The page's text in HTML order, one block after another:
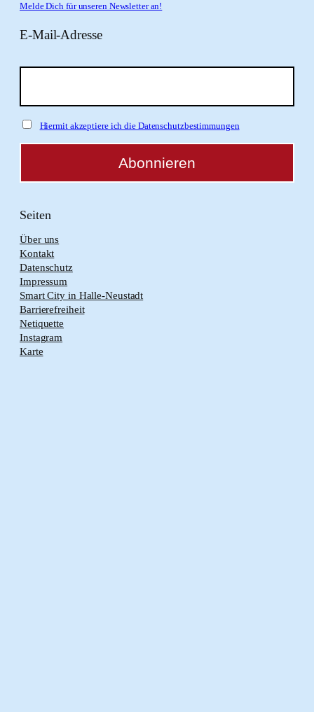
Melde Dich für unseren Newsletter an!
E-Mail-Adresse
Hiermit akzeptiere ich die Datenschutzbestimmungen
Seiten
Über uns
Kontakt
Datenschutz
Impressum
Smart City in Halle-Neustadt
Barrierefreiheit
Netiquette
Instagram
Karte